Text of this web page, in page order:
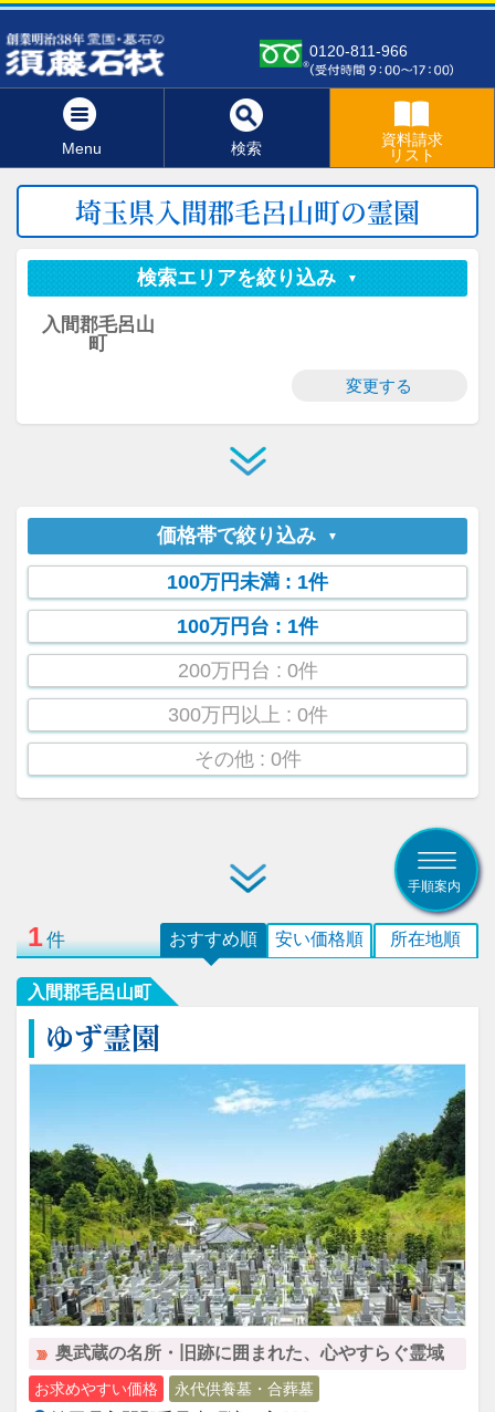
0120-811-966
Menu 検索
資料請求
リスト
埼玉県入間郡毛呂山町の霊園
検索エリアを絞り込み
入間郡毛呂山
町
変更する
価格帯で絞り込み
100万円未満 : 1件
100万円台 : 1件
200万円台 : 0件
300万円以上 : 0件
その他 : 0件
手順案内
1件 所在地順
安い価格順
おすすめ順
入間郡毛呂山町
ゆず霊園
奥武蔵の名所・旧跡に囲まれた、心やすらぐ霊域
お求めやすい価格 永代供養墓・合葬墓